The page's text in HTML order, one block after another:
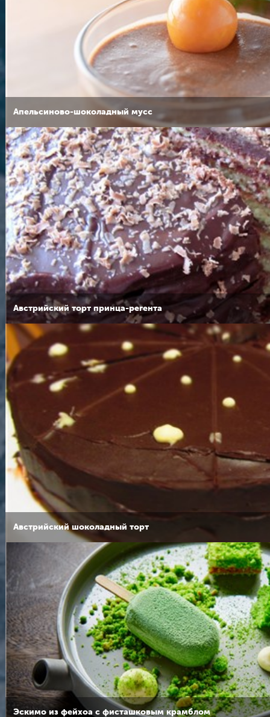
Апельсиново-шоколадный мусс
Австрийский торт принца-регента
Австрийский шоколадный торт
Эскимо из фейхоа с фисташковым крамблом